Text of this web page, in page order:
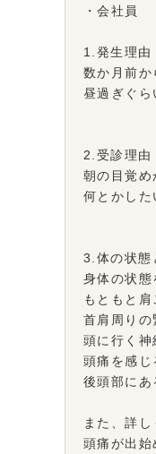
・会社員
1.発生理由
数か月前か
昼過ぎぐら
2.受診理由
朝の目覚め
何とかした
3.体の状態
身体の状態
もともと
首肩周りの
頭に行く神
頭痛を感じ
後頭部にあ
また、詳
頭痛が出始